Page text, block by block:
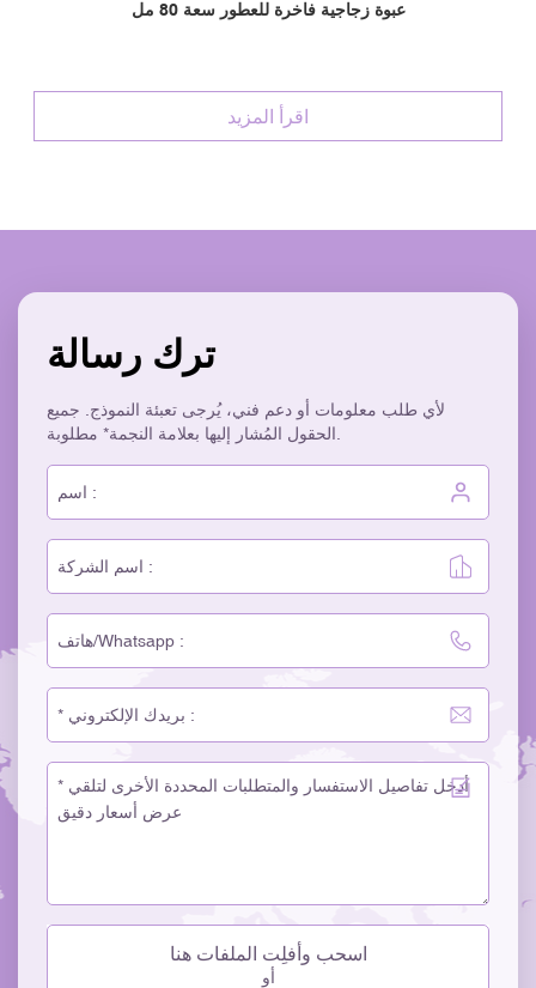
عبوة زجاجية فاخرة للعطور سعة 80 مل
اقرأ المزيد
ترك رسالة
لأي طلب معلومات أو دعم فني، يُرجى تعبئة النموذج. جميع
اسحب وأفلِت الملفات هنا
أو